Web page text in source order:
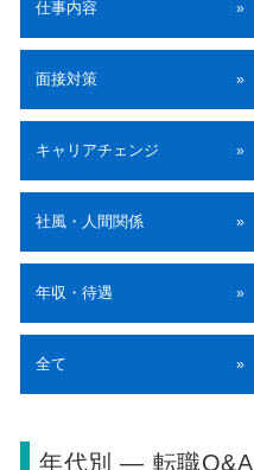
仕事内容 »
面接対策 »
キャリアチェンジ »
社風・人間関係 »
年収・待遇 »
全て »
年代別 ― 転職Q&A